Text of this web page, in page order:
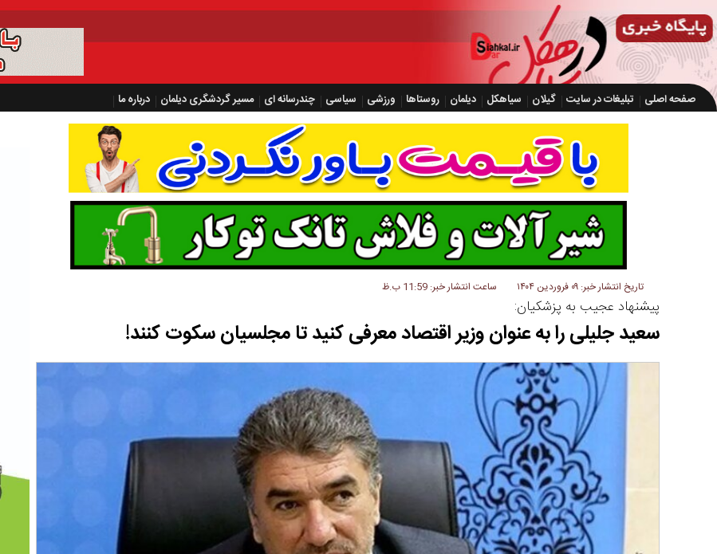
صفحه اصلی تبلیغات در سایت گیلان سیاهکل دیلمان روستاها ورزشی سیاسی چندرسانه ای مسیر گردشگری دیلمان
درباره ما
تاریخ انتشار خبر: ۰۹ فروردین ۱۴۰۴ ساعت انتشار خبر: 11:59 ب.ظ
پیشنهاد عجیب به پزشکیان:
سعید جلیلی را به عنوان وزیر اقتصاد معرفی کنید تا مجلسیان سکوت کنند!